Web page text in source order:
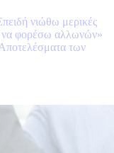
νιώθω μερικές
να φορέσω αλλωνών»
των